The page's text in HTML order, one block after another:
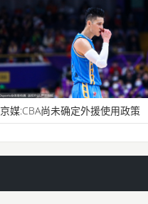
京媒:CBA尚未确定外援使用政策